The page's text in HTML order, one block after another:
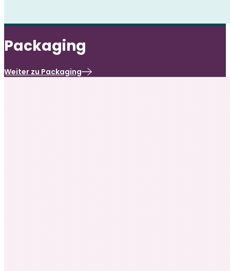
Packaging
Weiter zu Packaging